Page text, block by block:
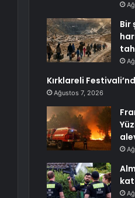
Bir
Kırklareli
Ağustos 7, 2026